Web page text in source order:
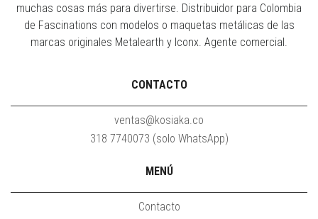
muchas cosas más para divertirse. Distribuidor para Colombia
de Fascinations con modelos o maquetas metálicas de las
marcas originales Metalearth y Iconx. Agente comercial.
CONTACTO
ventas@kosiaka.co
318 7740073 (solo WhatsApp)
MENÚ
Contacto